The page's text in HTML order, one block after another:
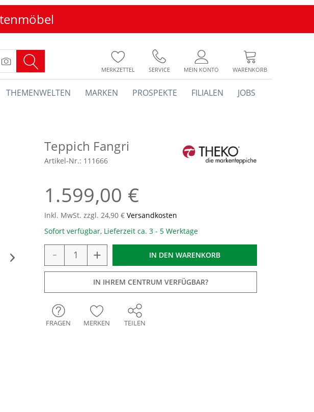
MERKZETTEL SERVICE MEIN KONTO WARENKORB
THEMENWELTEN MARKEN PROSPEKTE FILIALEN JOBS
Teppich Fangri
Artikel-Nr.: 111666
1.599,00 €
Inkl. MwSt. zzgl. 24,90 € Versandkosten
Sofort verfügbar, Lieferzeit ca. 3 - 5 Werktage
- + IN DEN WARENKORB
IN IHREM CENTRUM VERFÜGBAR?
FRAGEN MERKEN TEILEN